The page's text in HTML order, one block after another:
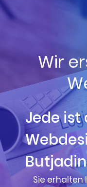
Wir
Jede
Sie erhalten